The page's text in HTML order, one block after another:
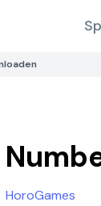
HoroGames